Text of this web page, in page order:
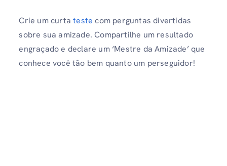
Crie um curtatestecom perguntas divertidas
sobre sua amizade. Compartilhe um resultado
engraçado e declare um ‘Mestre da Amizade’ que
conhece você tão bem quanto um perseguidor!